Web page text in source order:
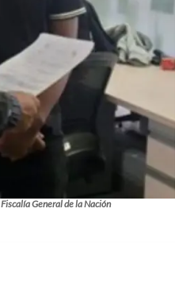
Fiscalía General de la Nación